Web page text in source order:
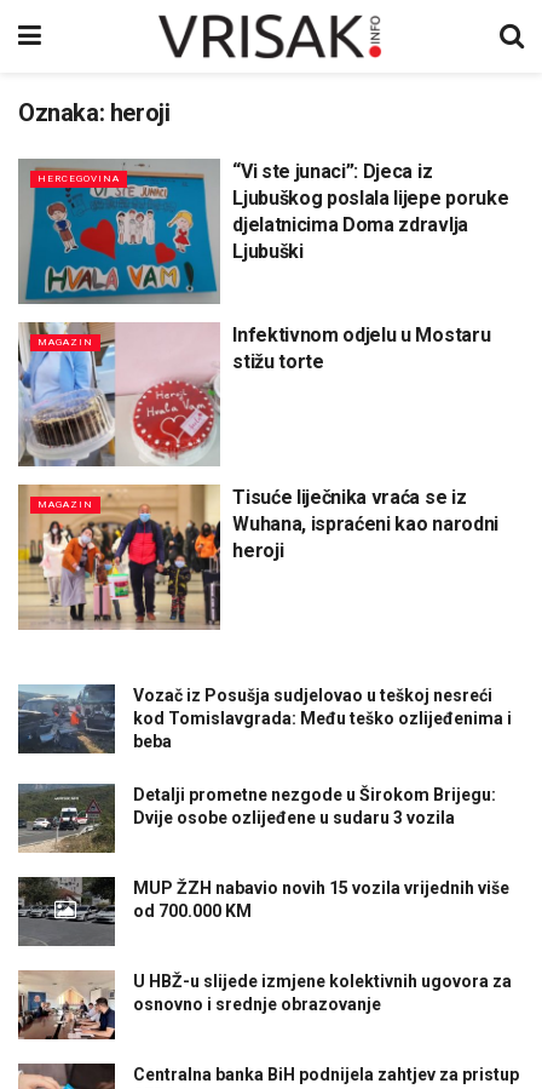
Oznaka: heroji
HERCEGOVINA
“Vi ste junaci”: Djeca iz
Ljubuškog poslala lijepe poruke
djelatnicima Doma zdravlja
Ljubuški
MAGAZIN
Infektivnom odjelu u Mostaru
stižu torte
MAGAZIN
Tisuće liječnika vraća se iz
Wuhana, ispraćeni kao narodni
heroji
Vozač iz Posušja sudjelovao u teškoj nesreći
kod Tomislavgrada: Među teško ozlijeđenima i
beba
Detalji prometne nezgode u Širokom Brijegu:
Dvije osobe ozlijeđene u sudaru 3 vozila
MUP ŽZH nabavio novih 15 vozila vrijednih više
od 700.000 KM
U HBŽ-u slijede izmjene kolektivnih ugovora za
osnovno i srednje obrazovanje
Centralna banka BiH podnijela zahtjev za pristup